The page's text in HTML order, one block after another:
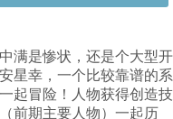
满是惨状，还是个大型开
星幸，一个比较靠谱的系
起冒险！人物获得创造技
前期主要人物）一起历